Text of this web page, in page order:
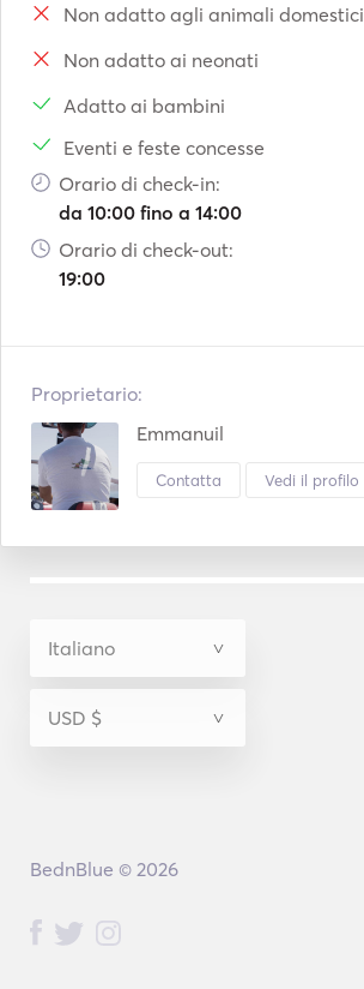
Non adatto agli animali domestici
Non adatto ai neonati
Adatto ai bambini
Eventi e feste concesse
Orario di check-in:
da 10:00 fino a 14:00
Orario di check-out:
19:00
Proprietario:
Emmanuil
Contatta Vedi il profilo
BednBlue © 2026